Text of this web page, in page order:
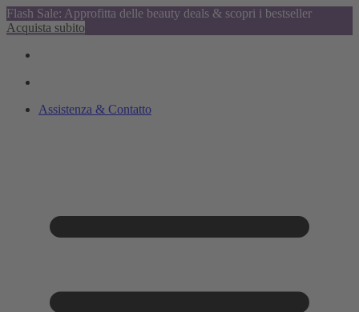
Flash Sale: Approfitta delle beauty deals & scopri i bestseller
Acquista subito
Assistenza & Contatto